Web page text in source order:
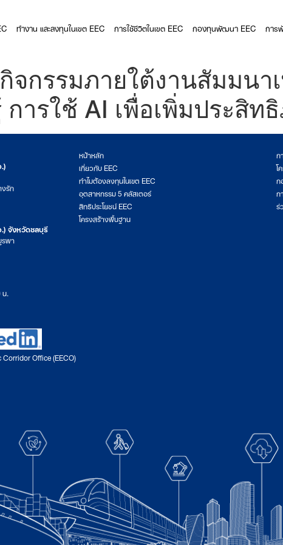
ทำงาน และลงทุนในเขต EEC การใช้ชีวิตในเขต EEC กองทุนพัฒนา EEC การ
จกรรมภายใต้งานสัมมนา
การใช้ AI เพื่อเพิ่มประสิท
รัก
จังหวัดชลบุรี
พา
น.
หน้าหลัก
เกี่ยวกับ EEC
ทำไมต้องลงทุนในเขต EEC
อุตสาหกรรม 5 คลัสเตอร์
สิทธิประโยชน์ EEC
โครงสร้างพื้นฐาน
ก
โ
ก
ก
ร่
Office (EECO)